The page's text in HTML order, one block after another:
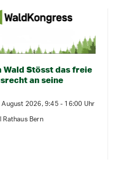
Wald Stösst das freie
an seine
2026, 9:45 - 16:00 Uhr
Bern